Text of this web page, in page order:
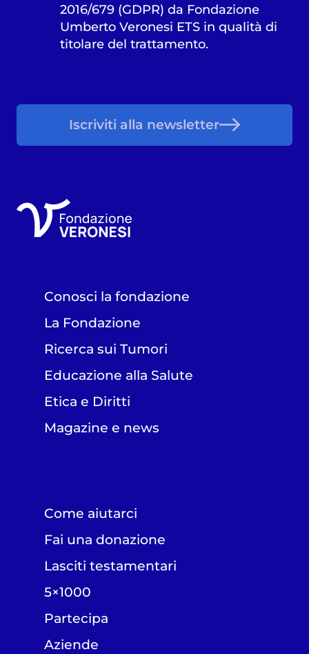
2016/679 (GDPR) da Fondazione
Umberto Veronesi ETS in qualità di
titolare del trattamento.
Iscriviti alla newsletter
Conosci la fondazione
La Fondazione
Ricerca sui Tumori
Educazione alla Salute
Etica e Diritti
Magazine e news
Come aiutarci
Fai una donazione
Lasciti testamentari
5×1000
Partecipa
Aziende